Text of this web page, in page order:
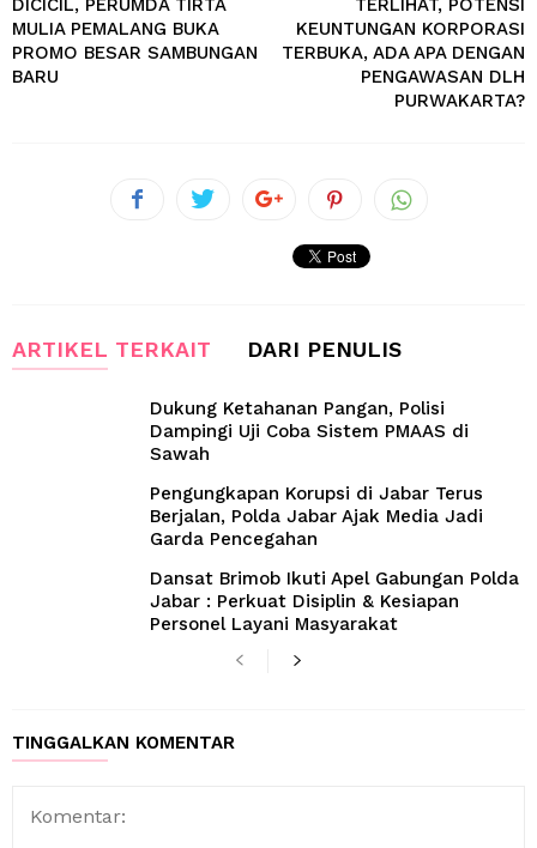
DICICIL, PERUMDA TIRTA
MULIA PEMALANG BUKA
PROMO BESAR SAMBUNGAN
BARU
TERLIHAT, POTENSI
KEUNTUNGAN KORPORASI
TERBUKA, ADA APA DENGAN
PENGAWASAN DLH
PURWAKARTA?
ARTIKEL TERKAIT DARI PENULIS
Dukung Ketahanan Pangan, Polisi
Dampingi Uji Coba Sistem PMAAS di
Sawah
Pengungkapan Korupsi di Jabar Terus
Berjalan, Polda Jabar Ajak Media Jadi
Garda Pencegahan
Dansat Brimob Ikuti Apel Gabungan Polda
Jabar : Perkuat Disiplin & Kesiapan
Personel Layani Masyarakat
TINGGALKAN KOMENTAR